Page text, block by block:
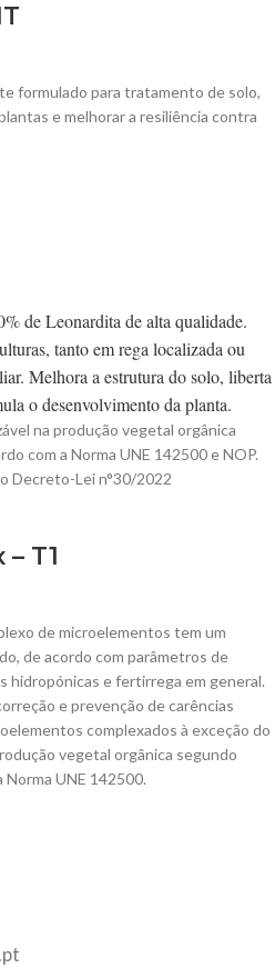
formulado para tratamento de solo,
e melhorar a resiliência contra
de Leonardita de alta qualidade.
tanto em rega localizada ou
Melhora a estrutura do solo, liberta
o desenvolvimento da planta.
na produção vegetal orgânica
com a Norma UNE 142500 e NOP.
Decreto-Lei n°30/2022
T1
de microelementos tem um
de acordo com parâmetros de
hidropónicas e fertirrega em general.
e prevenção de carências
complexados à exceção do
vegetal orgânica segundo
Norma UNE 142500.